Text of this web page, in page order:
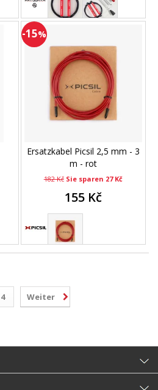
-15%
Ersatzkabel Picsil 2,5 mm - 3
m - rot
182 Kč Sie sparen 27 Kč
155 Kč
4 Weiter